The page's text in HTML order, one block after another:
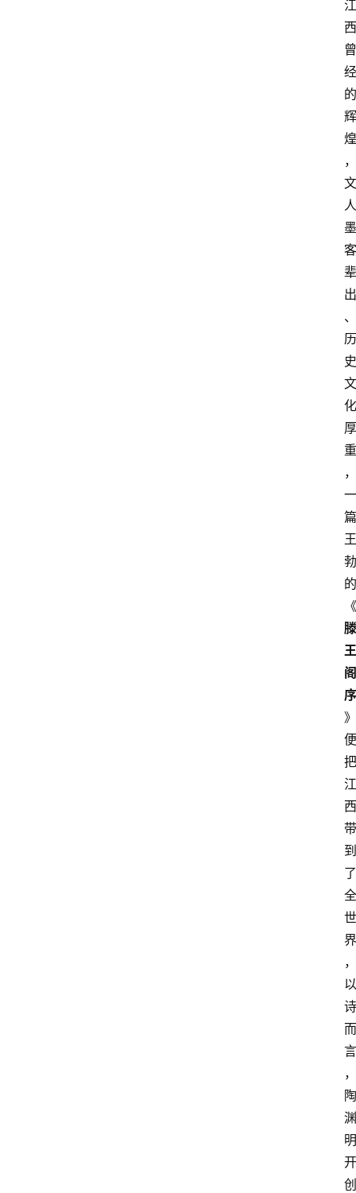
江
西
曾
经
的
辉
煌
，
文
人
墨
客
辈
出
、
历
史
文
化
厚
重
，
一
篇
王
勃
的
《
滕
王
阁
序
》
便
把
江
西
带
到
了
全
世
界
，
以
诗
而
言
，
陶
渊
明
开
创